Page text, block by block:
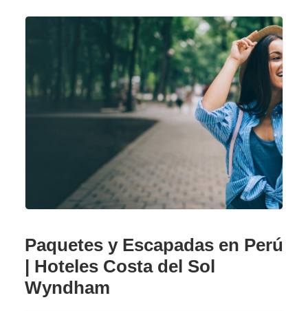
Paquetes y Escapadas en Perú
| Hoteles Costa del Sol
Wyndham